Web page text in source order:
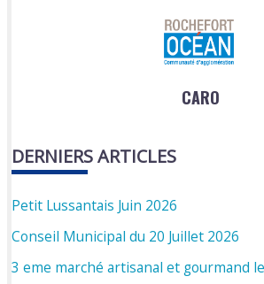
CARO
DERNIERS ARTICLES
Petit Lussantais Juin 2026
Conseil Municipal du 20 Juillet 2026
3 eme marché artisanal et gourmand